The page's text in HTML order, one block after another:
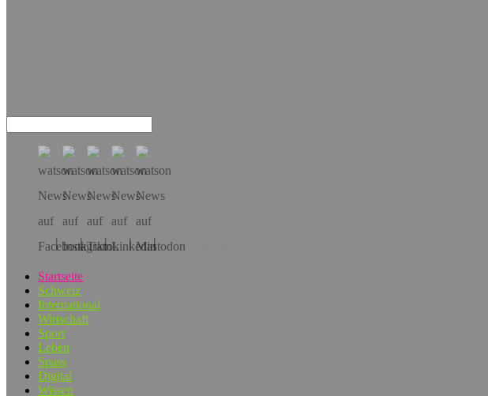
Hol dir die App!
Startseite
Schweiz
International
Wirtschaft
Sport
Leben
Spass
Digital
Wissen